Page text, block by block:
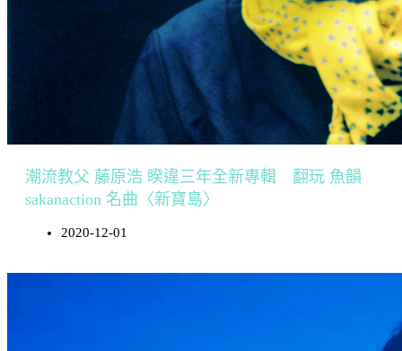
潮流教父 藤原浩 睽違三年全新專輯 翻玩 魚韻
sakanaction 名曲〈新寶島〉
2020-12-01